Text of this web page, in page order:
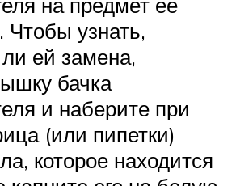
Чтобы узнать,
ей замена,
бачка
и наберите при
(или пипетки)
которое находится